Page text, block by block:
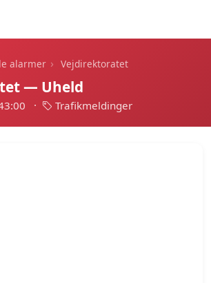
alarmer › Vejdirektoratet
— Uheld
· Trafikmeldinger